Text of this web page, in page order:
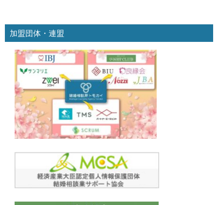
加盟団体・連盟